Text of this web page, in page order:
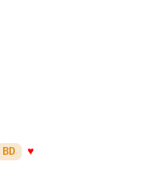
BD ♥